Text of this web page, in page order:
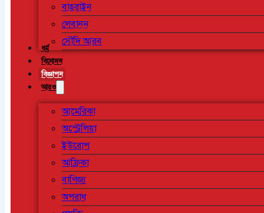
বাহরাইন
লেবানন
সৌদি আরব
ধর্ম
বিনোদন
বিজ্ঞাপন
আরও
আমেরিকা
অস্ট্রেলিয়া
ইউরোপ
আফ্রিকা
বাণিজ্য
অপরাধ